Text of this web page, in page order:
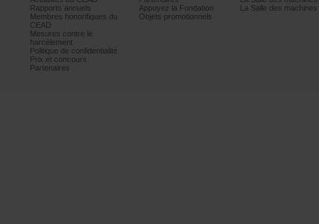
Rapportsannuels
Membreshonorifiquesdu
CEAD
Mesurescontrele
harcèlement
Politiquedeconfidentialité
Prixetconcours
Partenaires
AppuyezlaFondation
Objetspromotionnels